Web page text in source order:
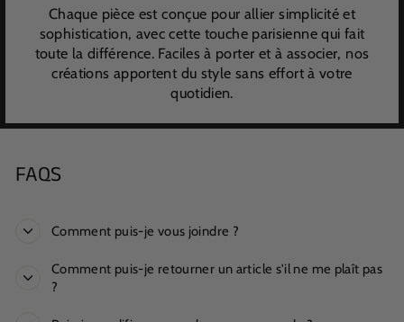
Chaque pièce est conçue pour allier simplicité et
sophistication, avec cette touche parisienne qui fait
toute la différence. Faciles à porter et à associer, nos
créations apportent du style sans effort à votre
quotidien.
FAQS
Comment puis-je vous joindre ?
Comment puis-je retourner un article s'il ne me plaît pas
?